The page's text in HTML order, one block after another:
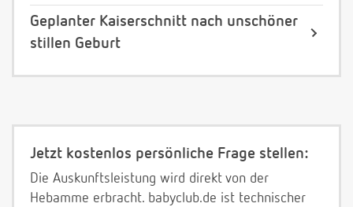
Geplanter Kaiserschnitt nach unschöner
stillen Geburt
Jetzt kostenlos persönliche Frage stellen:
Die Auskunftsleistung wird direkt von der
Hebamme erbracht. babyclub.de ist technischer